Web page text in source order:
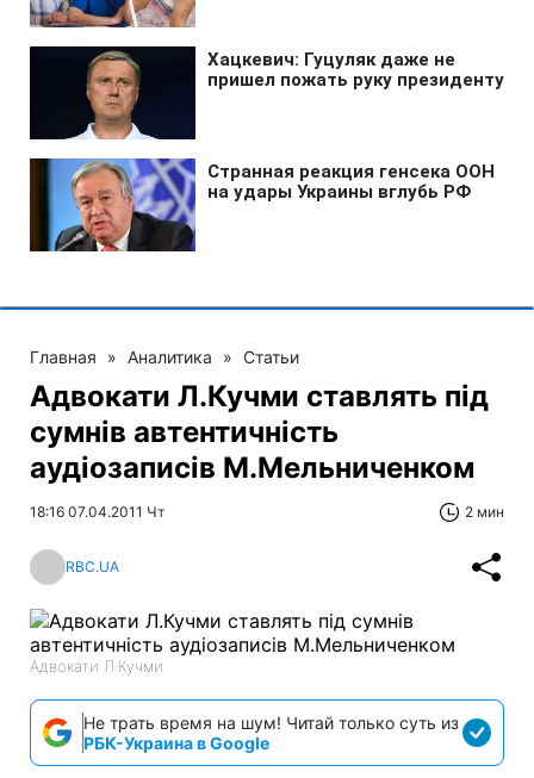
Главная » Аналитика » Статьи
Адвокати Л.Кучми ставлять під
сумнів автентичність
аудіозаписів М.Мельниченком
18:16 07.04.2011 Чт 2 мин
RBC.UA
Адвокати Л.Кучми
Не трать время на шум! Читай только суть из
РБК-Украина в Google